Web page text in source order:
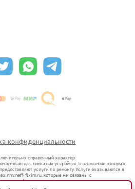
конфиденциальности
справочный характер.
для описания устройств, в отношении которых
услуги по ремонту. Услуги оказываются в
nnv.neff-fixim.ru, которые не связаны с
или их официальными представителями.
уже введенных в гражданский оборот в соответствии